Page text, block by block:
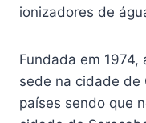
ionizadores de
Fundada em 1974,
sede na cidade de
países sendo que